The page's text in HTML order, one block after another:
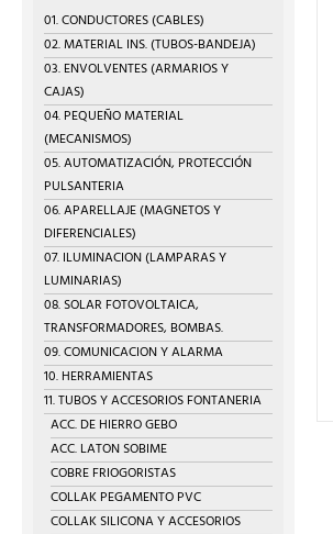
01. CONDUCTORES (CABLES)
02. MATERIAL INS. (TUBOS-BANDEJA)
03. ENVOLVENTES (ARMARIOS Y
CAJAS)
04. PEQUEÑO MATERIAL
(MECANISMOS)
05. AUTOMATIZACIÓN, PROTECCIÓN
PULSANTERIA
06. APARELLAJE (MAGNETOS Y
DIFERENCIALES)
07. ILUMINACION (LAMPARAS Y
LUMINARIAS)
08. SOLAR FOTOVOLTAICA,
TRANSFORMADORES, BOMBAS.
09. COMUNICACION Y ALARMA
10. HERRAMIENTAS
11. TUBOS Y ACCESORIOS FONTANERIA
ACC. DE HIERRO GEBO
ACC. LATON SOBIME
COBRE FRIOGORISTAS
COLLAK PEGAMENTO PVC
COLLAK SILICONA Y ACCESORIOS